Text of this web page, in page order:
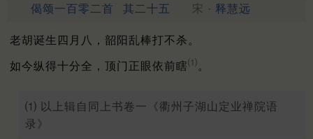
偈颂一百零二首 其二十五 宋 · 释慧远
老胡诞生四月八，韶阳乱棒打不杀。
如今纵得十分全，顶门正眼依前瞎⑴。
⑴ 以上辑自同上书卷一《衢州子湖山定业禅院语
录》